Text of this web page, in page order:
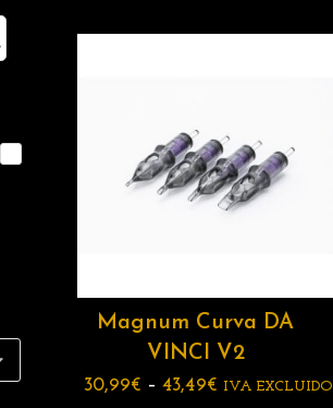
Magnum Curva DA
VINCI V2
30,99€ –43,49€ IVA EXCLUIDO